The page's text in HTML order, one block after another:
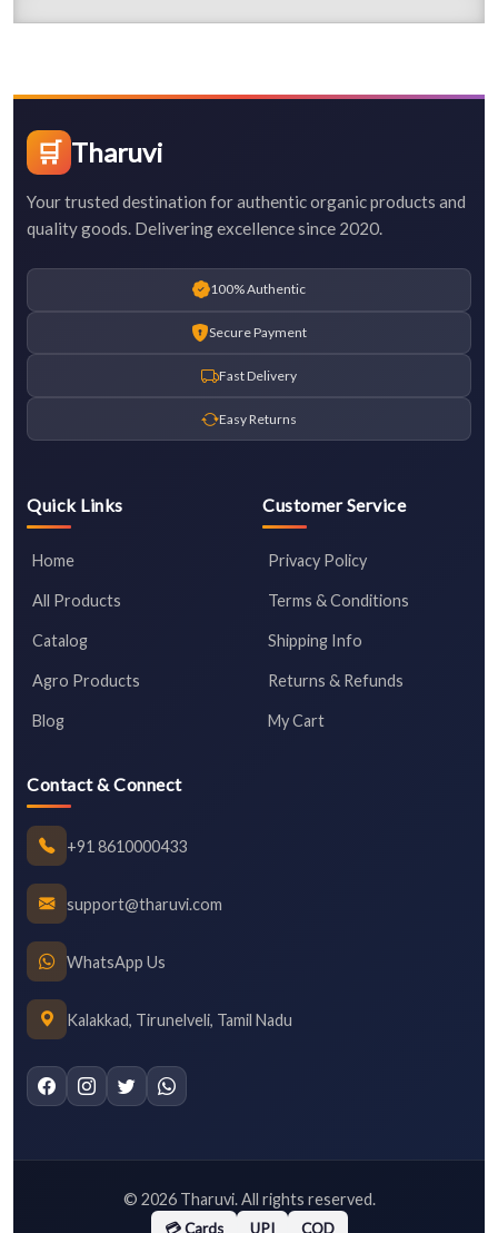
🛒 Tharuvi
Your trusted destination for authentic organic products and
quality goods. Delivering excellence since 2020.
100% Authentic
Secure Payment
Fast Delivery
Easy Returns
Quick Links
Home
All Products
Catalog
Agro Products
Blog
Customer Service
Privacy Policy
Terms & Conditions
Shipping Info
Returns & Refunds
My Cart
Contact & Connect
+91 8610000433
support@tharuvi.com
WhatsApp Us
Kalakkad, Tirunelveli, Tamil Nadu
© 2026Tharuvi. All rights reserved.
💳 Cards UPI COD